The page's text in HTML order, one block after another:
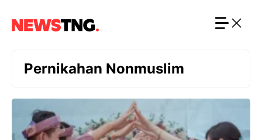
Pernikahan Nonmuslim